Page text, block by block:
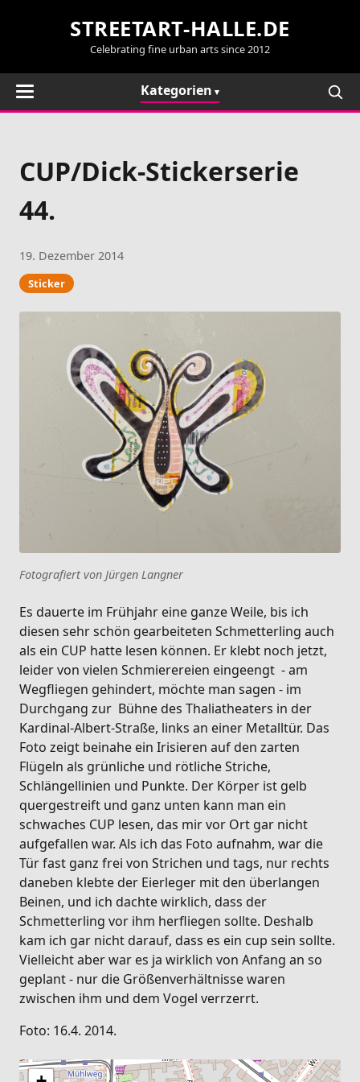
STREETART-HALLE.DE
Celebrating fine urban arts since 2012
Kategorien
CUP/Dick-Stickerserie
44.
19. Dezember 2014
Sticker
Fotografiert von Jürgen Langner
Es dauerte im Frühjahr eine ganze Weile, bis ich
diesen sehr schön gearbeiteten Schmetterling auch
als ein CUP hatte lesen können. Er klebt noch jetzt,
leider von vielen Schmierereien eingeengt - am
Wegfliegen gehindert, möchte man sagen - im
Durchgang zur Bühne des Thaliatheaters in der
Kardinal-Albert-Straße, links an einer Metalltür. Das
Foto zeigt beinahe ein Irisieren auf den zarten
Flügeln als grünliche und rötliche Striche,
Schlängellinien und Punkte. Der Körper ist gelb
quergestreift und ganz unten kann man ein
schwaches CUP lesen, das mir vor Ort gar nicht
aufgefallen war. Als ich das Foto aufnahm, war die
Tür fast ganz frei von Strichen und tags, nur rechts
daneben klebte der Eierleger mit den überlangen
Beinen, und ich dachte wirklich, dass der
Schmetterling vor ihm herfliegen sollte. Deshalb
kam ich gar nicht darauf, dass es ein cup sein sollte.
Vielleicht aber war es ja wirklich von Anfang an so
geplant - nur die Größenverhältnisse waren
zwischen ihm und dem Vogel verrzerrt.
Foto: 16.4. 2014.